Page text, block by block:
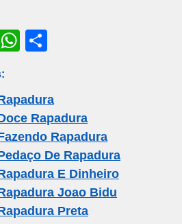
T
W
s
A
p
p
e
Rapadura
Rapadura
De Rapadura
E Dinheiro
Joao Bidu
Preta